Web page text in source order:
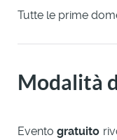
Tutte le prime
Modalità
Eventogratuito